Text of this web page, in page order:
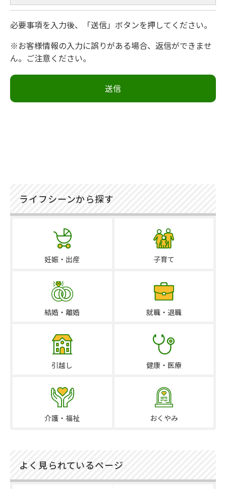
必要事項を入力後、「送信」ボタンを押してください。
※お客様情報の入力に誤りがある場合、返信ができませ
ん。ご注意ください。
ライフシーンから探す
妊娠・出産 子育て
結婚・離婚 就職・退職
引越し 健康・医療
介護・福祉 おくやみ
よく見られているページ